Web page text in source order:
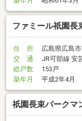
ファミール祇園長
住 所
広島県広島
交 通
JR可部線 安
総戸数
153戸
築年月
平成2年4月
祇園長束パークマ